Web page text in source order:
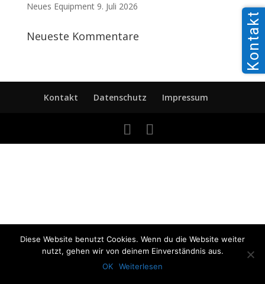
Neues Equipment 9. Juli 2026
Neueste Kommentare
Kontakt Datenschutz Impressum
Kontakt
Diese Website benutzt Cookies. Wenn du die Website weiter
nutzt, gehen wir von deinem Einverständnis aus.
OK
Weiterlesen